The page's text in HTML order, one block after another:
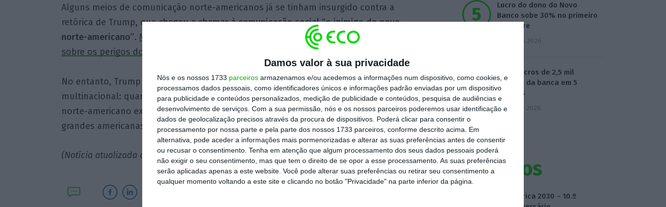
Damos valor à sua privacidade
Nós e os nossos 1733 parceiros armazenamos e/ou acedemos a informações num dispositivo, como cookies, e
processamos dados pessoais, como identificadores únicos e informações padrão enviadas por um dispositivo
para publicidade e conteúdos personalizados, medição de publicidade e conteúdos, pesquisa de audiências e
desenvolvimento de serviços. Com a sua permissão, nós e os nossos parceiros poderemos usar identificação e
dados de geolocalização precisos através da procura de dispositivos. Poderá clicar para consentir o
processamento por nossa parte e pela parte dos nossos 1733 parceiros, conforme descrito acima. Em
alternativa, pode aceder a informações mais pormenorizadas e alterar as suas preferências antes de consentir
ou recusar o consentimento. Tenha em atenção que algum processamento dos seus dados pessoais poderá
não exigir o seu consentimento, mas que tem o direito de se opor a esse processamento. As suas preferências
serão aplicadas apenas a este website. Você pode alterar suas preferências ou retirar seu consentimento a
qualquer momento voltando a este site e clicando no botão "Privacidade" na parte inferior da página.
Alguns meios de comunicação norte-americanos já se tinham insurgido contra a
retórica de Trump, quechegou a chamar à comunicação social “o inimigo do povo
norte-americano”. Mais de 100 jornais dos Estados Unidos publicaram editoriais
sobre os perigos do ataque do Governo à imprensa.
No entanto, Trump parece ter mudado recentemente a sua opinião em relação à
multinacional: quando a Google foi multada pela Comissão Europeia, o presidente
norte-americano expressou o seu apoio pela empresa, que apelidou uma das
grandes americanas.
(Notícia atualizada às 16h29 com a reação da Google)
Lucro do dono do Novo
Banco sobe 30% no primeiro
semestre
4 Agosto 2026
📊 Os lucros de 2,5 mil
milhões da banca em 5
gráficos
5 Agosto 2026
Eventos
Fábrica 2030 – 10.º